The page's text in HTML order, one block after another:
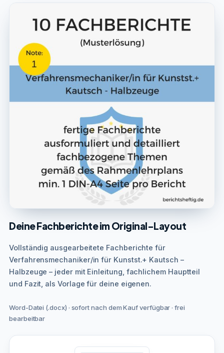
Deine Fachberichte im Original-Layout
Vollständig ausgearbeitete Fachberichte für
Verfahrensmechaniker/in für Kunstst.+ Kautsch –
Halbzeuge – jeder mit Einleitung, fachlichem Hauptteil
und Fazit, als Vorlage für deine eigenen.
Word-Datei (.docx) · sofort nach dem Kauf verfügbar · frei
bearbeitbar